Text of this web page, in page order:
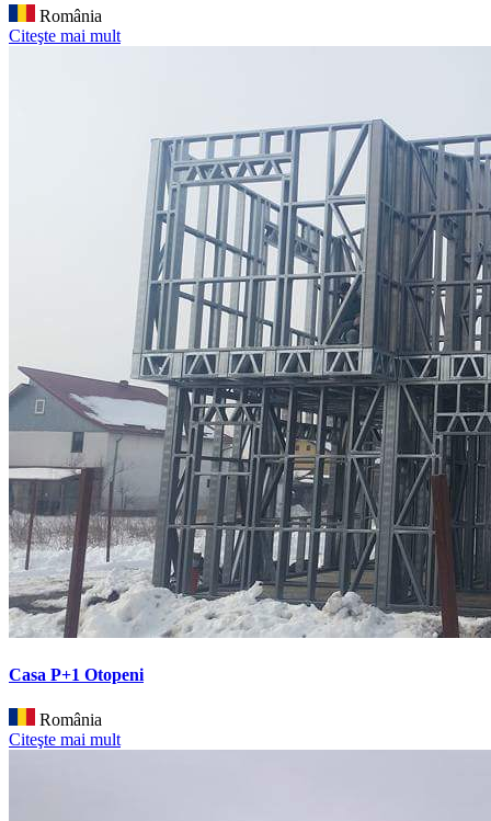
România
Citeşte mai mult
Casa P+1 Otopeni
România
Citeşte mai mult